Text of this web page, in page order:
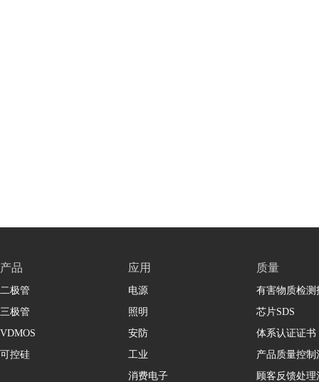
产品
二极管
三极管
VDMOS
可控硅
应用
电源
照明
安防
工业
消费电子
质量
有害物质检测
芯片SDS
体系认证证书
产品质量控制
顾客反馈处理